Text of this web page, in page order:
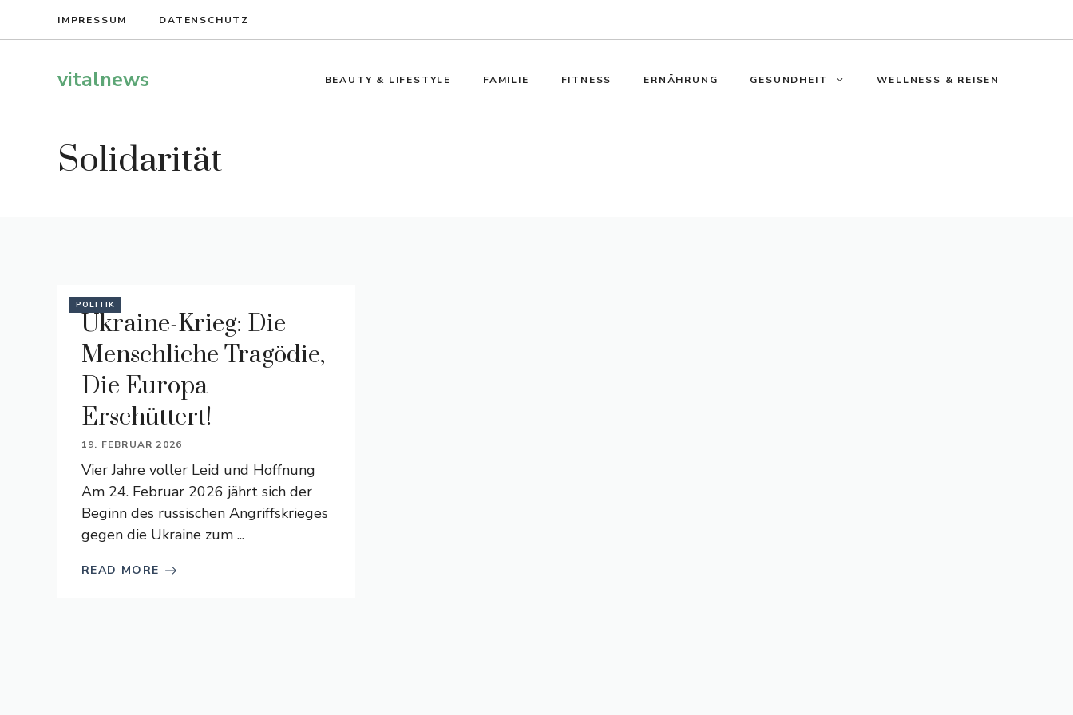
IMPRESSUM DATENSCHUTZ
vitalnews BEAUTY & LIFESTYLE FAMILIE FITNESS ERNÄHRUNG GESUNDHEIT WELLNESS & REISEN
Solidarität
POLITIK
Ukraine-Krieg: Die
Menschliche Tragödie,
Die Europa
Erschüttert!
19. FEBRUAR 2026
Vier Jahre voller Leid und Hoffnung
Am 24. Februar 2026 jährt sich der
Beginn des russischen Angriffskrieges
gegen die Ukraine zum ...
READ MORE